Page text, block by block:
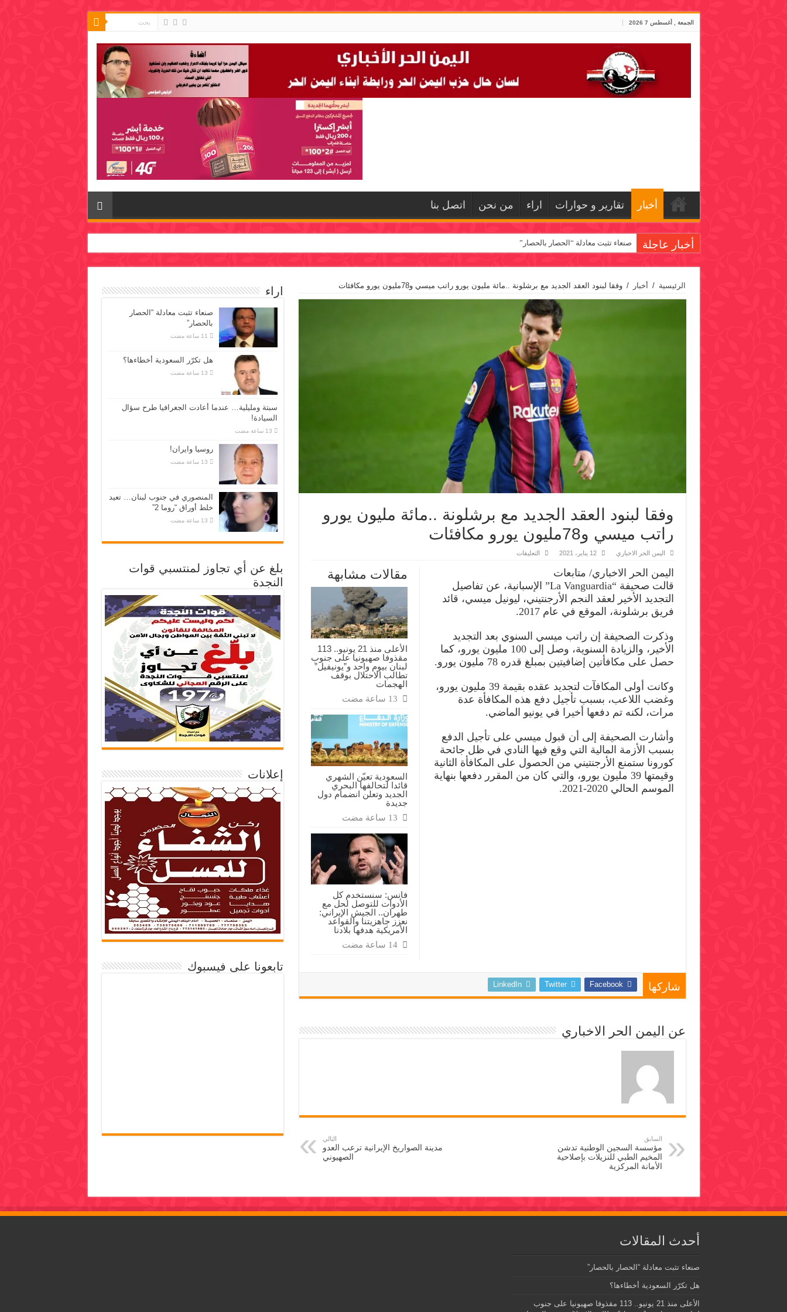
الجمعة , أغسطس 7 2026
أخبار تقارير و حوارات اراء من نحن اتصل بنا
أخبار عاجلة صنعاء تثبت معادلة “الحصار بالحصار”
الرئيسية / أخبار / وفقا لبنود العقد الجديد مع برشلونة ..مائة مليون يورو راتب ميسي و78مليون يورو مكافئات
وفقا لبنود العقد الجديد مع برشلونة ..مائة مليون يورو
راتب ميسي و78مليون يورو مكافئات
اليمن الحر الاخباري 12 يناير، 2021 التعليقات
الجديد
مع
برشلونة
..مائة
ميسي
و78مليون
يورو
مكافئات
مغلقة
مقالات مشابهة
الأعلى منذ 21 يونيو.. 113
مقذوفا صهيونيا على جنوب
لبنان بيوم واحد و”يونيفيل”
تطالب الاحتلال بوقف
الهجمات
السعودية تعيّن الشهري
قائدا لتحالفها البحري
الجديد وتعلن انضمام دول
جديدة
فانس: سنستخدم كل
الأدوات للتوصل لحل مع
طهران.. الجيش الإيراني:
نعزز جاهزيتنا والقواعد
الأمريكية هدفها بلادنا
‏14 ساعة مضت
اليمن الحر الاخباري/ متابعات
قالت صحيفة “La Vanguardia” الإسبانية، عن تفاصيل
التجديد الأخير لعقد النجم الأرجنتيني، ليونيل ميسي، قائد
فريق برشلونة، الموقع في عام 2017.
وذكرت الصحيفة إن راتب ميسي السنوي بعد التجديد
الأخير، والزيادة السنوية، وصل إلى 100 مليون يورو، كما
حصل على مكافأتين إضافيتين بمبلغ قدره 78 مليون يورو.
وكانت أولى المكافآت لتجديد عقده بقيمة 39 مليون يورو،
وغضب اللاعب، بسبب تأجيل دفع هذه المكافأة عدة
مرات، لكنه تم دفعها أخيرا في يونيو الماضي.
وأشارت الصحيفة إلى أن قبول ميسي على تأجيل الدفع
بسبب الأزمة المالية التي وقع فيها النادي في ظل جائحة
كورونا ستمنع الأرجنتيني من الحصول على المكافأة الثانية
وقيمتها 39 مليون يورو، والتي كان من المقرر دفعها بنهاية
الموسم الحالي 2020-2021.
شاركها Facebook
Twitter
LinkedIn
عن اليمن الحر الاخباري
السابق
مؤسسة السجين الوطنية تدشن
المخيم الطبي للنزيلات بإصلاحية
الأمانة المركزية
التالي
مدينة الصواريخ الإيرانية ترعب العدو
الصهيوني
اراء
صنعاء تثبت معادلة “الحصار
بالحصار”
هل تكرّر السعودية أخطاءها؟
سبتة ومليلية… عندما أعادت الجغرافيا طرح سؤال
السيادة!
روسيا وايران!
المنصوري في جنوب لبنان… تعيد
خلط أوراق “روما 2”
بلغ عن أي تجاوز لمنتسبي قوات
النجدة
إعلانات
تابعونا على فيسبوك
أحدث المقالات
صنعاء تثبت معادلة “الحصار بالحصار”
هل تكرّر السعودية أخطاءها؟
الأعلى منذ 21 يونيو.. 113 مقذوفا صهيونيا على جنوب